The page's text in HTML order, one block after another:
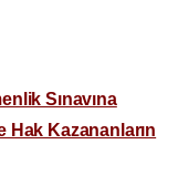
Sınavına
Hak Kazananların